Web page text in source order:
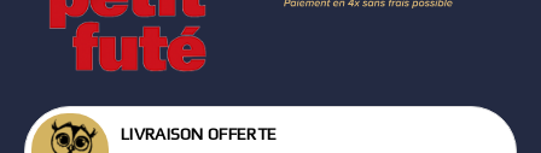
LIVRAISON OFFERTE